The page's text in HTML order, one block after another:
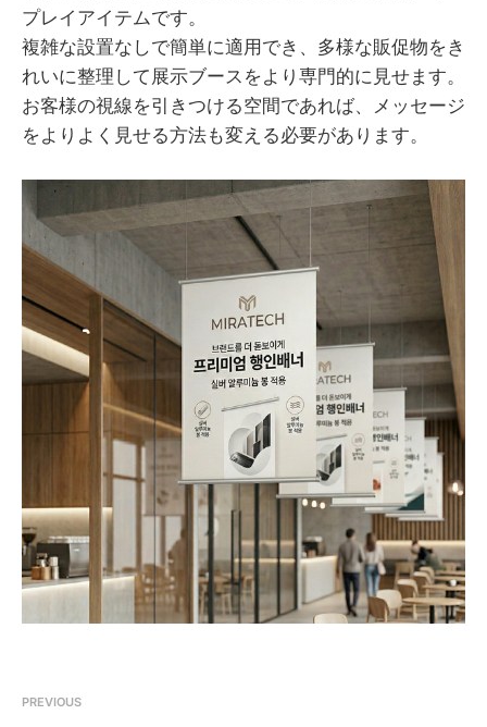
プレイアイテムです。
複雑な設置なしで簡単に適用でき、多様な販促物をき
れいに整理して展示ブースをより専門的に見せます。
お客様の視線を引きつける空間であれば、メッセージ
をよりよく見せる方法も変える必要があります。
PREVIOUS